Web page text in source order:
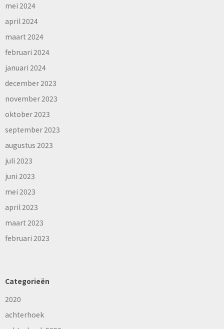
mei 2024
april 2024
maart 2024
februari 2024
januari 2024
december 2023
november 2023
oktober 2023
september 2023
augustus 2023
juli 2023
juni 2023
mei 2023
april 2023
maart 2023
februari 2023
Categorieën
2020
achterhoek